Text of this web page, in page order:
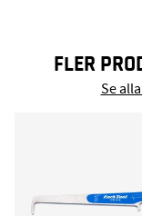
FLER
Se